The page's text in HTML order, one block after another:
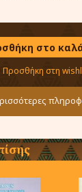
στο
Προσθήκη στη